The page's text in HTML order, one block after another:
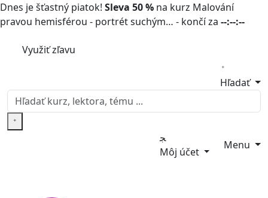
Dnes je šťastný piatok! Sleva 50 % na kurz Malování
pravou hemisférou - portrét suchým… - končí za --:--:--
Využiť zľavu
Hľadať
Môj účet
Menu